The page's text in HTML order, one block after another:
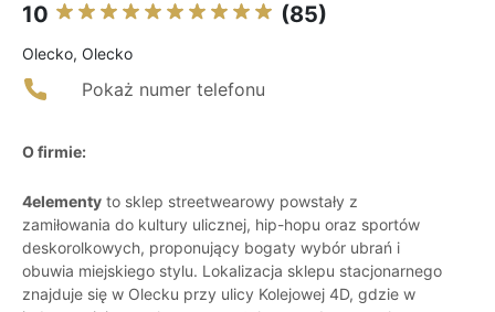
10 (85)
Olecko, Olecko
Pokaż numer telefonu
O firmie:
4elementy to sklep streetwearowy powstały z
zamiłowania do kultury ulicznej, hip-hopu oraz sportów
deskorolkowych, proponujący bogaty wybór ubrań i
obuwia miejskiego stylu. Lokalizacja sklepu stacjonarnego
znajduje się w Olecku przy ulicy Kolejowej 4D, gdzie w